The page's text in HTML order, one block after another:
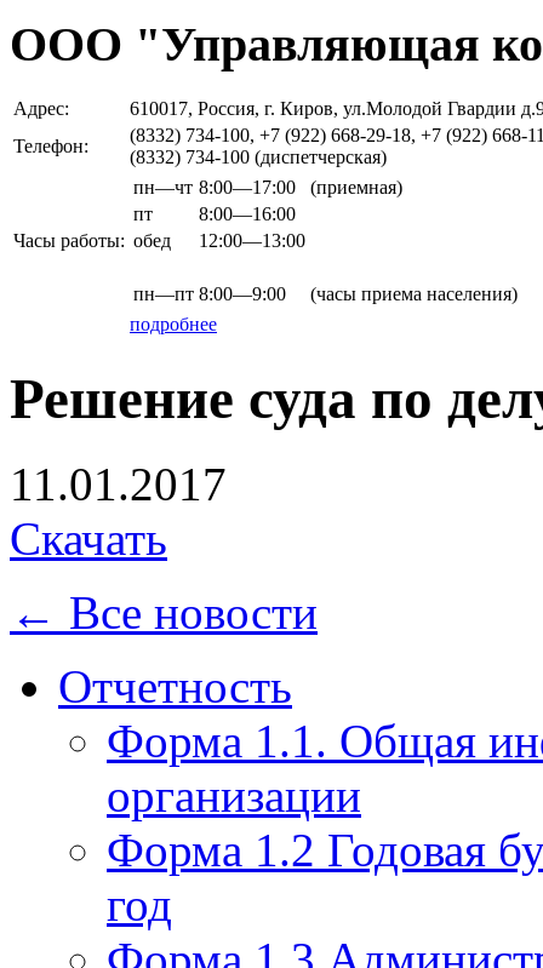
ООО "Управляющая
Адрес:
610017, Россия, г. Киров, ул.Молодой Гвардии
Телефон:
(8332) 734-100, +7 (922) 668-29-18, +7 (922) 668-
(8332) 734-100 (диспетчерская)
Часы работы:
пн—чт 8:00—17:00
(приемная)
пт
8:00—16:00
обед
12:00—13:00
пн—пт 8:00—9:00
(часы приема населения)
подробнее
Решение суда по
11.01.2017
Скачать
← Все новости
Отчетность
Форма 1.1. Общая
организации
Форма 1.2 Годовая
год